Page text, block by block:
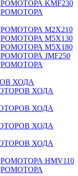
KMF230
M2X210
M5X130
M5X180
JMF250
ХОДА
ХОДА
ХОДА
ХОДА
ХОДА
HMV110